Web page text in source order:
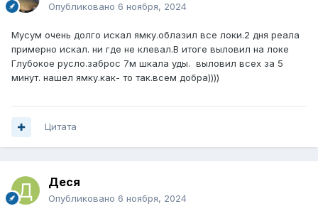
Опубликовано 6 ноября, 2024
Мусум очень долго искал ямку.облазил все локи.2 дня реала
примерно искал. ни где не клевал.В итоге выловил на локе
Глубокое русло.заброс 7м шкала уды. выловил всех за 5
минут. нашел ямку.как- то так.всем добра))))
Цитата
Деся
Опубликовано 6 ноября, 2024